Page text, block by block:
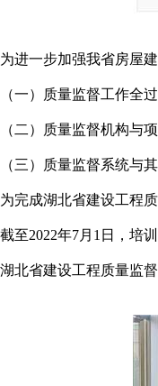
为进一步加强我省房屋
（一）质量监督工作全
（二）质量监督机构与
（三）质量监督系统与
为完成湖北省建设工程
截至2022年7月1日，培
湖北省建设工程质量监